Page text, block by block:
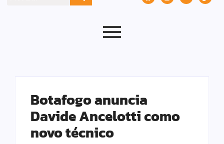
Botafogo anuncia
Davide Ancelotti como
novo técnico